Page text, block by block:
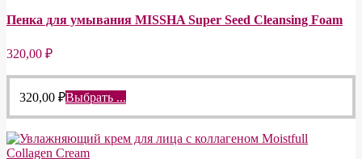
Пенка для умывания MISSHA Super Seed Cleansing Foam
320,00 ₽
320,00 ₽Выбрать ...